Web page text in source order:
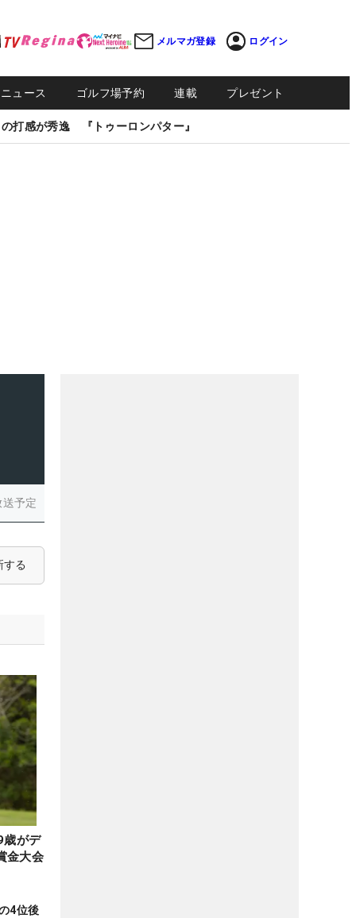
メルマガ登録 ログイン
ュース ゴルフ場予約 連載 プレゼント
打感が秀逸 『トゥーロンパター』
予定
する
歳がデ
金大会
4位後